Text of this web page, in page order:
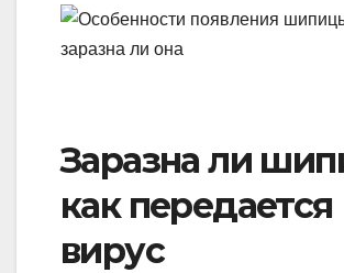
Заразна ли
как передается
вирус